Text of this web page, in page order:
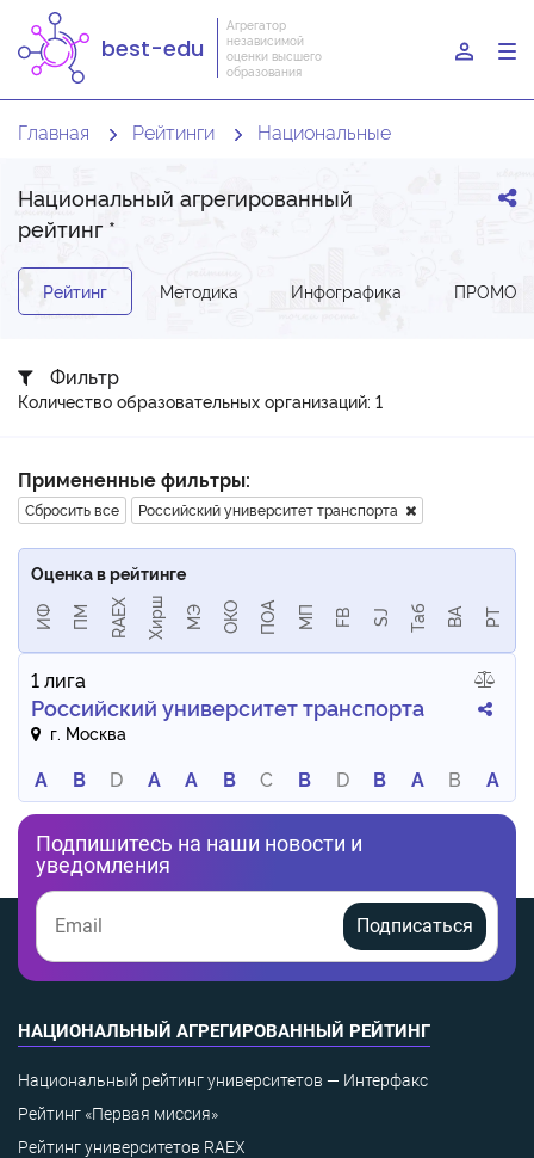
best-edu
Агрегатор
независимой
оценки высшего
образования
Главная Рейтинги Национальные
Национальный агрегированный
рейтинг *
Рейтинг Методика Инфографика ПРОМО-
Фильтр
Количество образовательных организаций: 1
Примененные фильтры:
Сбросить все Российский университет транспорта
Оценка в рейтинге
ИФ ПМ RAEX Хирш МЭ ОКО ПОА МП FB SJ Таб BA РТ
1 лига
Российский университет транспорта
г. Москва
A B D A A B C B D B A B A
Подпишитесь на наши новости и
уведомления
Подписаться
НАЦИОНАЛЬНЫЙ АГРЕГИРОВАННЫЙ РЕЙТИНГ
Национальный рейтинг университетов — Интерфакс
Рейтинг «Первая миссия»
Рейтинг университетов RAEX